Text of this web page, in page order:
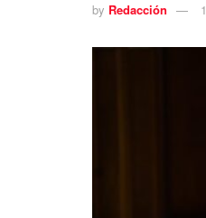
by Redacción